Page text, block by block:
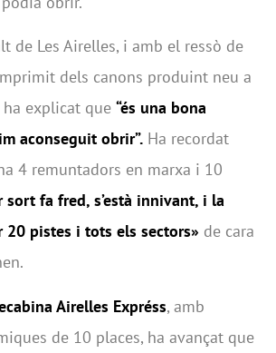
de Les Airelles, i amb el ressò de
dels canons produint neu a
explicat que “és una bona
aconseguit obrir”. Ha recordat
4 remuntadors en marxa i 10
sort fa fred, s’està innivant, i la
20 pistes i tots els sectors» de cara
Airelles Expréss, amb
de 10 places, ha avançat que